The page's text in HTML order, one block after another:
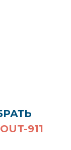
911